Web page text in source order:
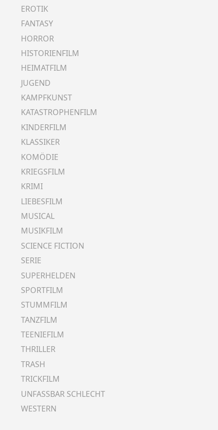
EROTIK
FANTASY
HORROR
HISTORIENFILM
HEIMATFILM
JUGEND
KAMPFKUNST
KATASTROPHENFILM
KINDERFILM
KLASSIKER
KOMÖDIE
KRIEGSFILM
KRIMI
LIEBESFILM
MUSICAL
MUSIKFILM
SCIENCE FICTION
SERIE
SUPERHELDEN
SPORTFILM
STUMMFILM
TANZFILM
TEENIEFILM
THRILLER
TRASH
TRICKFILM
UNFASSBAR SCHLECHT
WESTERN